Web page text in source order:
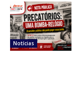
Notícias